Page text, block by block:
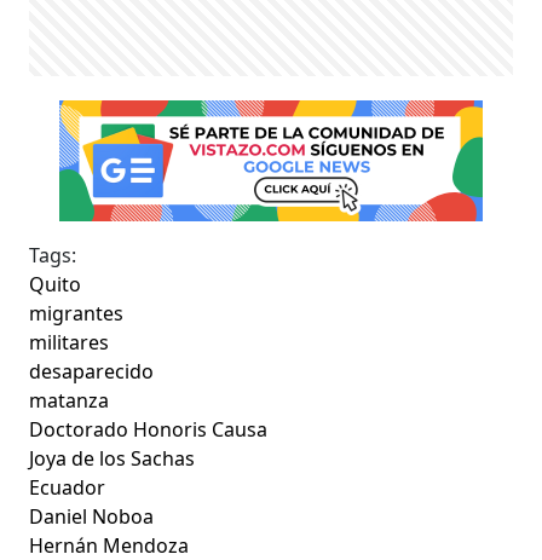
Tags:
Quito
migrantes
militares
desaparecido
matanza
Doctorado Honoris Causa
Joya de los Sachas
Ecuador
Daniel Noboa
Hernán Mendoza